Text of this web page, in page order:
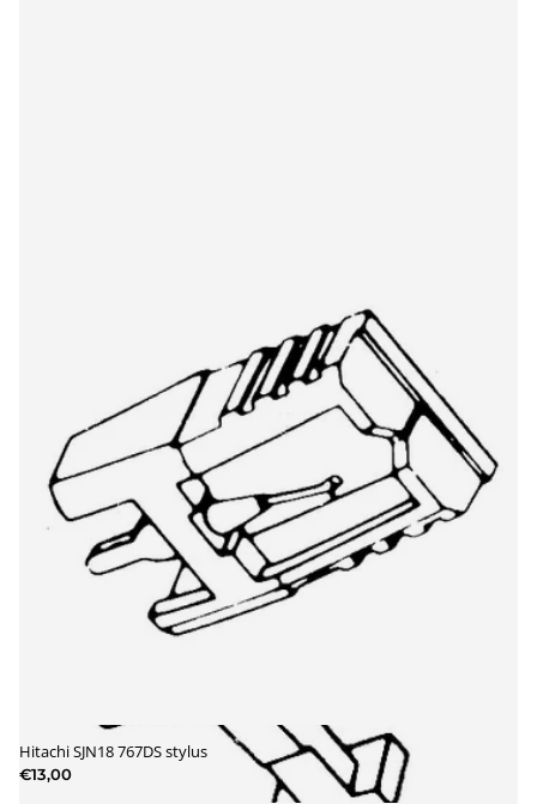
Hitachi SJN18 767DS stylus
€13,00